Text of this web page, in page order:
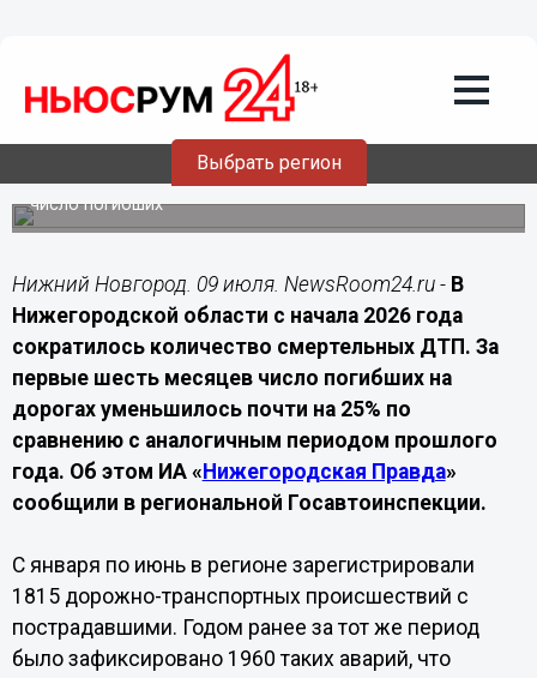
Выбрать регион
Число погибших в ДТП в
Нижегородской области снизилось
За первые шесть месяцев 2026 года в регионе стало
меньше аварий с пострадавшими, также снизилось
число погибших
Нижний Новгород. 09 июля. NewsRoom24.ru - В
Нижегородской области с начала 2026 года
сократилось количество смертельных ДТП. За
первые шесть месяцев число погибших на
дорогах уменьшилось почти на 25% по
сравнению с аналогичным периодом прошлого
года. Об этом ИА « Нижегородская Правда»
сообщили в региональной Госавтоинспекции.
С января по июнь в регионе зарегистрировали
1815 дорожно-транспортных происшествий с
пострадавшими. Годом ранее за тот же период
было зафиксировано 1960 таких аварий, что